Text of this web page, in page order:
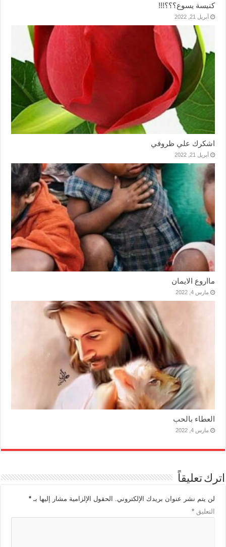
كنيسة يسوع؟؟؟!!!
أبريل 21, 2022
اشكرك علي ظروفي
أبريل 21, 2022
مااروع الايمان
مارس 4, 2022
العطاء بالحب
مارس 4, 2022
اترك تعليقاً
لن يتم نشر عنوان بريدك الإلكتروني. الحقول الإلزامية مشار إليها بـ*
التعليق*